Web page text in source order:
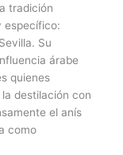
tradición
específico:
Su
árabe
quienes
destilación con
el anís
como